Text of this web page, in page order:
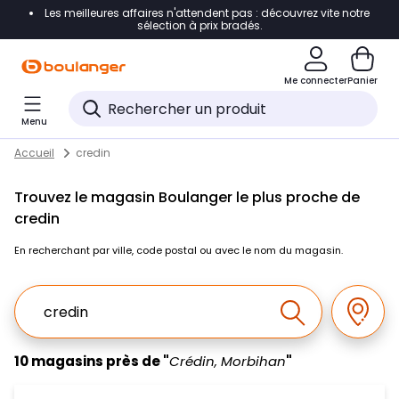
Accéder directement à la navigation
Accéder directement au pied de page
Accéder directement au chatbot
Les meilleures affaires n'attendent pas : découvrez vite notre
sélection à prix bradés.
Me connecterPanier
Menu
Skip to content
Return to Nav
Accueil credin
Trouvez le magasin Boulanger le plus proche de
credin
En recherchant par ville, code postal ou avec le nom du magasin.
Ville, Region, Code postal ou Ville & Pays
Effectuer la
10 magasins près de "Crédin, Morbihan"